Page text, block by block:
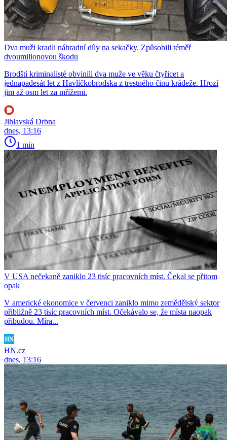
Dva muži kradli náhradní díly na sekačky. Způsobili téměř
dvoumilionovou škodu
Brodští kriminalisté obvinili dva muže ve věku čtyřicet a
jednapadesát let z Havlíčkobrodska z trestného činu krádeže. Hrozí
jim až osm let za mřížemi.
Jihlavská Drbna
dnes, 13:16
1 min
V USA nečekaně zaniklo 23 tisíc pracovních míst. Čekal se přitom
opak
V americké ekonomice v červenci zaniklo mimo zemědělský sektor
přibližně 23 tisíc pracovních míst. Očekávalo se, že místa naopak
přibudou. Míra...
HN.cz
dnes, 13:16